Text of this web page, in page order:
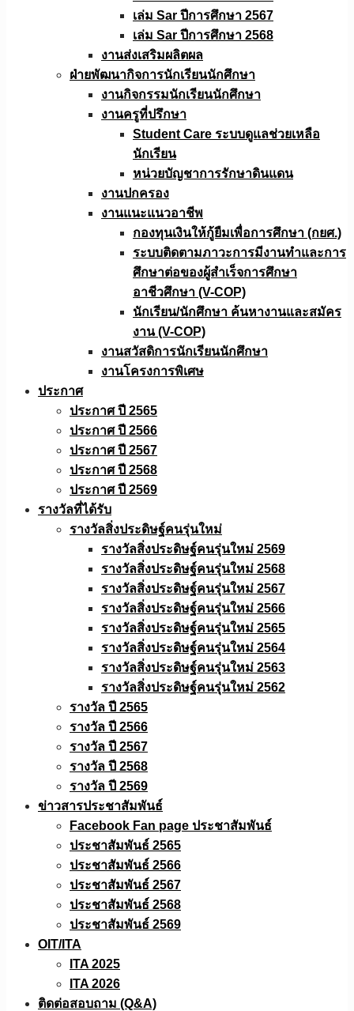
เล่ม Sar ปีการศึกษา 2567
เล่ม Sar ปีการศึกษา 2568
งานส่งเสริมผลิตผล
ฝ่ายพัฒนากิจการนักเรียนนักศึกษา
งานกิจกรรมนักเรียนนักศึกษา
งานครูที่ปรึกษา
Student Care ระบบดูแลช่วยเหลือ
นักเรียน
หน่วยบัญชาการรักษาดินแดน
งานปกครอง
งานแนะแนวอาชีพ
กองทุนเงินให้กู้ยืมเพื่อการศึกษา (กยศ.)
ระบบติดตามภาวะการมีงานทำและการ
ศึกษาต่อของผู้สำเร็จการศึกษา
อาชีวศึกษา (V-COP)
นักเรียน/นักศึกษา ค้นหางานและสมัคร
งาน (V-COP)
งานสวัสดิการนักเรียนนักศึกษา
งานโครงการพิเศษ
ประกาศ
ประกาศ ปี 2565
ประกาศ ปี 2566
ประกาศ ปี 2567
ประกาศ ปี 2568
ประกาศ ปี 2569
รางวัลที่ได้รับ
รางวัลสิ่งประดิษฐ์คนรุ่นใหม่
รางวัลสิ่งประดิษฐ์คนรุ่นใหม่ 2569
รางวัลสิ่งประดิษฐ์คนรุ่นใหม่ 2568
รางวัลสิ่งประดิษฐ์คนรุ่นใหม่ 2567
รางวัลสิ่งประดิษฐ์คนรุ่นใหม่ 2566
รางวัลสิ่งประดิษฐ์คนรุ่นใหม่ 2565
รางวัลสิ่งประดิษฐ์คนรุ่นใหม่ 2564
รางวัลสิ่งประดิษฐ์คนรุ่นใหม่ 2563
รางวัลสิ่งประดิษฐ์คนรุ่นใหม่ 2562
รางวัล ปี 2565
รางวัล ปี 2566
รางวัล ปี 2567
รางวัล ปี 2568
รางวัล ปี 2569
ข่าวสารประชาสัมพันธ์
Facebook Fan page ประชาสัมพันธ์
ประชาสัมพันธ์ 2565
ประชาสัมพันธ์ 2566
ประชาสัมพันธ์ 2567
ประชาสัมพันธ์ 2568
ประชาสัมพันธ์ 2569
OIT/ITA
ITA 2025
ITA 2026
ติดต่อสอบถาม (Q&A)